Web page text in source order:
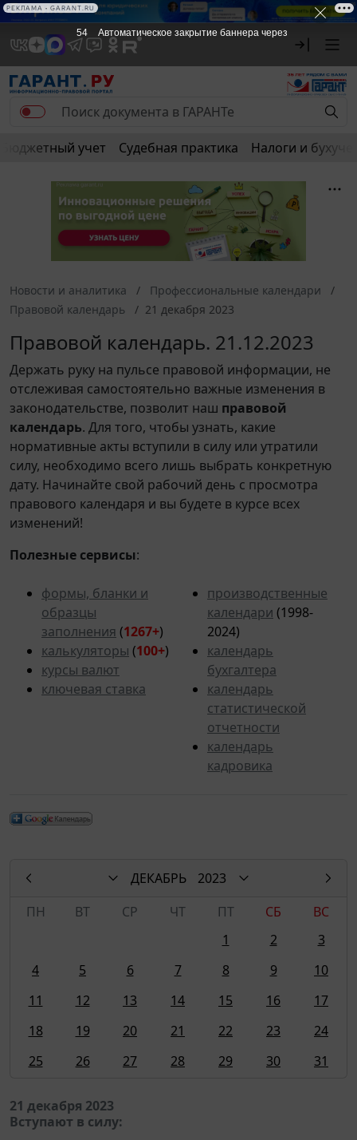
Бюджетный учет Судебная практика Налоги и
Новости и аналитика
Профессиональные календари
Правовой календарь
21 декабря 2023
Правовой календарь. 21.12.2023
Держать руку на пульсе правовой информации, не
отслеживая самостоятельно важные изменения в
законодательстве, позволит наш правовой
календарь. Для того, чтобы узнать, какие
нормативные акты вступили в силу или утратили
силу, необходимо всего лишь выбрать конкретную
дату. Начинайте свой рабочий день с просмотра
правового календаря и вы будете в курсе всех
изменений!
Полезные сервисы:
формы, бланки и
образцы
заполнения (1267+)
калькуляторы (100+)
курсы валют
ключевая ставка
производственные
календари (1998-
2024)
календарь
бухгалтера
календарь
статистической
отчетности
календарь
кадровика
ДЕКАБРЬ
2023
ПН
ВТ СР ЧТ ПТ СБ
ВС
1
2
3
4
5 6 7 8 9
10
11
12 13 14 15 16
17
18
19 20 21 22 23
24
25
26 27 28 29 30 31
21 декабря 2023
Вступают в силу:
53 Автоматическое закрытие баннера через
РЕКЛАМА • GARANT.RU